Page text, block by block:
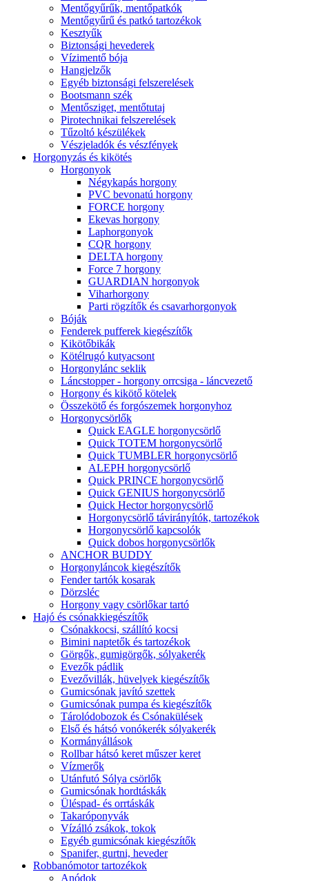
Mentőgyűrűk, mentőpatkók
Mentőgyűrű és patkó tartozékok
Kesztyűk
Biztonsági hevederek
Vízimentő bója
Hangjelzők
Egyéb biztonsági felszerelések
Bootsmann szék
Mentősziget, mentőtutaj
Pirotechnikai felszerelések
Tűzoltó készülékek
Vészjeladók és vészfények
Horgonyzás és kikötés
Horgonyok
Négykapás horgony
PVC bevonatú horgony
FORCE horgony
Ekevas horgony
Laphorgonyok
CQR horgony
DELTA horgony
Force 7 horgony
GUARDIAN horgonyok
Viharhorgony
Parti rögzítők és csavarhorgonyok
Bóják
Fenderek pufferek kiegészítők
Kikötőbikák
Kötélrugó kutyacsont
Horgonylánc seklik
Láncstopper - horgony orrcsiga - láncvezető
Horgony és kikötő kötelek
Összekötő és forgószemek horgonyhoz
Horgonycsörlők
Quick EAGLE horgonycsörlő
Quick TOTEM horgonycsörlő
Quick TUMBLER horgonycsörlő
ALEPH horgonycsörlő
Quick PRINCE horgonycsörlő
Quick GENIUS horgonycsörlő
Quick Hector horgonycsörlő
Horgonycsörlő távirányítók, tartozékok
Horgonycsörlő kapcsolók
Quick dobos horgonycsörlők
ANCHOR BUDDY
Horgonyláncok kiegészítők
Fender tartók kosarak
Dörzsléc
Horgony vagy csörlőkar tartó
Hajó és csónakkiegészítők
Csónakkocsi, szállító kocsi
Bimini naptetők és tartozékok
Görgők, gumigörgők, sólyakerék
Evezők pádlik
Evezővillák, hüvelyek kiegészítők
Gumicsónak javító szettek
Gumicsónak pumpa és kiegészítők
Tárolódobozok és Csónakülések
Első és hátsó vonókerék sólyakerék
Kormányállások
Rollbar hátsó keret műszer keret
Vízmerők
Utánfutó Sólya csörlők
Gumicsónak hordtáskák
Üléspad- és orrtáskák
Takaróponyvák
Vízálló zsákok, tokok
Egyéb gumicsónak kiegészítők
Spanifer, gurtni, heveder
Robbanómotor tartozékok
Anódok